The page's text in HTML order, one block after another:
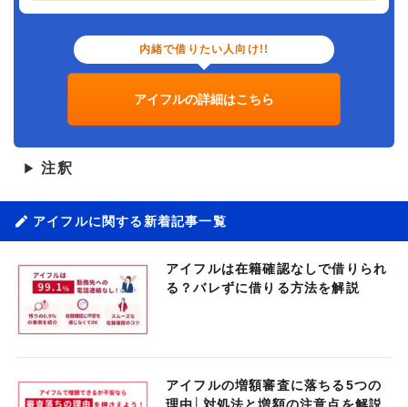
内緒で借りたい人向け!!
アイフルの詳細はこちら
▶ 注釈
アイフルに関する新着記事一覧
アイフルは在籍確認なしで借りられ
る？バレずに借りる方法を解説
アイフルの増額審査に落ちる5つの